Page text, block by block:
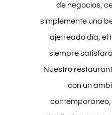
de negocios,
simplemente una
ajetreado día, el
siempre
Nuestro
con un